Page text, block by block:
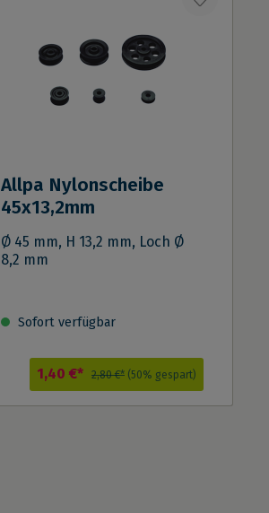
Allpa Nylonscheibe
45x13,2mm
Ø 45 mm, H 13,2 mm, Loch Ø
8,2 mm
Sofort verfügbar
1,40 €* 2,80 €* (50% gespart)